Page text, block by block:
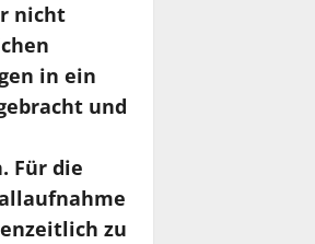
nicht
in ein
und
Für die
zu